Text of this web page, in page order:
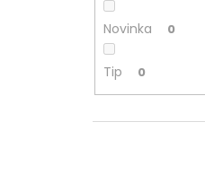
Novinka 0
Tip 0